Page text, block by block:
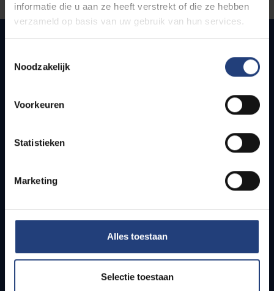
informatie die u aan ze heeft verstrekt of die ze hebben
verzameld op basis van uw gebruik van hun services.
Noodzakelijk
Voorkeuren
Statistieken
Marketing
Alles toestaan
Selectie toestaan
Snel naar
Bereikbaarheid
Studenten
PhD-studenten